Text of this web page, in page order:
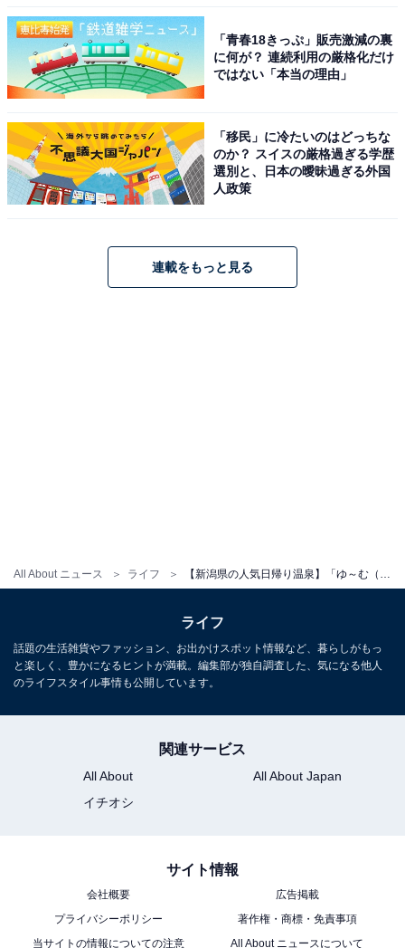
All About ニュース ライフ
「青春18きっぷ」販売激減の裏
に何が？ 連続利用の厳格化だけ
ではない「本当の理由」
「移民」に冷たいのはどっちな
のか？ スイスの厳格過ぎる学歴
選別と、日本の曖昧過ぎる外国
人政策
連載をもっと見る
ライフ
話題の生活雑貨やファッション、お出かけスポット情報など、暮らしがもっ
と楽しく、豊かになるヒントが満載。編集部が独自調査した、気になる他人
のライフスタイル事情も公開しています。
関連サービス
All About
All About Japan
イチオシ
サイト情報
会社概要
広告掲載
プライバシーポリシー
著作権・商標・免責事項
当サイトの情報についての注意
All About ニュースについて